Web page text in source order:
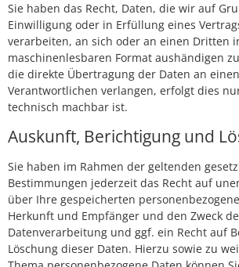
Sie haben das Recht, Daten, die wir auf
Einwilligung oder in Erfüllung eines
verarbeiten, an sich oder an einen Dritten
maschinenlesbaren Format aushändigen
die direkte Übertragung der Daten an
Verantwortlichen verlangen, erfolgt dies
technisch machbar ist.
Auskunft, Berichtigung und
Sie haben im Rahmen der geltenden
Bestimmungen jederzeit das Recht auf
über Ihre gespeicherten
Herkunft und Empfänger und den Zweck
Datenverarbeitung und ggf. ein Recht auf
Löschung dieser Daten. Hierzu sowie zu